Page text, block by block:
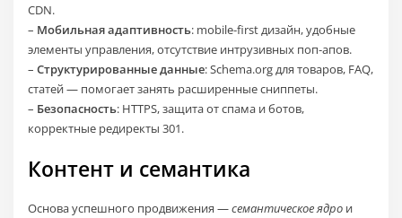
CDN.
– Мобильная адаптивность: mobile‑first дизайн, удобные
элементы управления, отсутствие интрузивных поп‑апов.
–Структурированные данные: Schema.org для товаров, FAQ,
статей — помогает занять расширенные сниппеты.
– Безопасность: HTTPS, защита от спама и ботов,
корректные редиректы 301.
Контент и семантика
Основа успешного продвижения —семантическое ядро и